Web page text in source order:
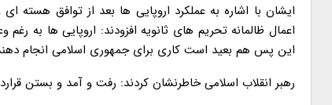
ایشان با اشاره به عملکرد اروپایی ها بعد از توافق هسته
اعمال ظالمانه تحریم های ثانویه افزودند: اروپایی ها به
این پس هم بعید است کاری برای جمهوری اسلامی انجام دهند،
رهبر انقلاب اسلامی خاطرنشان کردند: رفت و آمد و بستن